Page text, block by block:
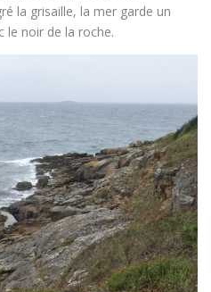
la grisaille, la mer garde un
le noir de la roche.